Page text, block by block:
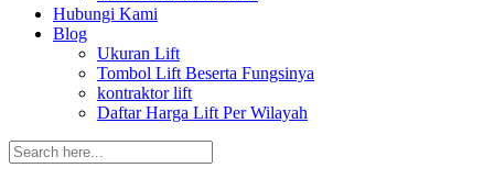
Hubungi Kami
Blog
Ukuran Lift
Tombol Lift Beserta Fungsinya
kontraktor lift
Daftar Harga Lift Per Wilayah